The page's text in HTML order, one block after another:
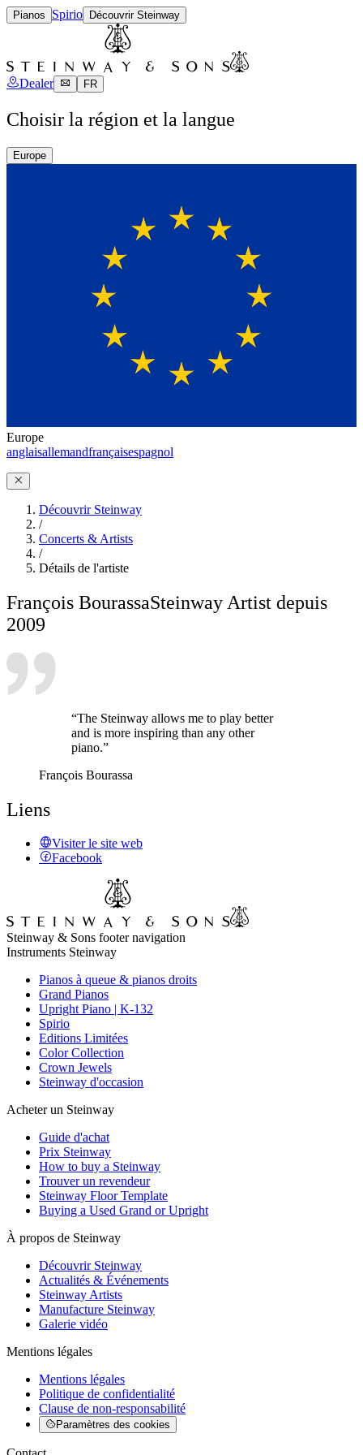
Pianos Spirio Découvrir Steinway
Dealer FR
Choisir la région et la langue
Europe
Europe
anglaisallemandfrançaisespagnol
Découvrir Steinway
/
Concerts & Artists
/
Détails de l'artiste
François BourassaSteinway Artist depuis
2009
“The Steinway allows me to play better
and is more inspiring than any other
piano.”
François Bourassa
Liens
Visiter le site web
Facebook
Steinway & Sons footer navigation
Instruments Steinway
Pianos à queue & pianos droits
Grand Pianos
Upright Piano | K-132
Spirio
Editions Limitées
Color Collection
Crown Jewels
Steinway d'occasion
Acheter un Steinway
Guide d'achat
Prix Steinway
How to buy a Steinway
Trouver un revendeur
Steinway Floor Template
Buying a Used Grand or Upright
À propos de Steinway
Découvrir Steinway
Actualités & Événements
Steinway Artists
Manufacture Steinway
Galerie vidéo
Mentions légales
Mentions légales
Politique de confidentialité
Clause de non-responsabilité
Paramètres des cookies